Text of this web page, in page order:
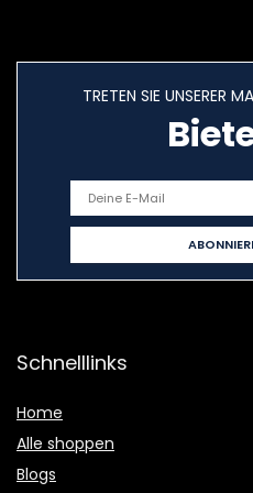
TRETEN SIE UNSERER
Schnelllinks
Home
Alle shoppen
Blogs